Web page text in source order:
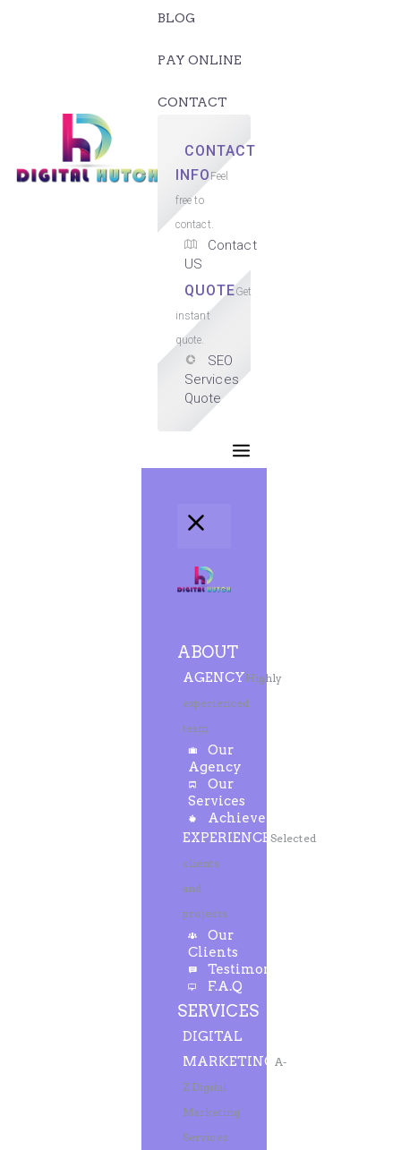
BLOG
PAY ONLINE
CONTACT
CONTACT
INFOFeel
free to
contact.
Contact
US
QUOTEGet
instant
quote.
SEO
Services
Quote
ABOUT
AGENCYHighly
experienced
team
Our
Agency
Our
Services
Achievements
EXPERIENCE Selected
clients
and
projects
Our
Clients
Testimonials
F.A.Q
SERVICES
DIGITAL
MARKETING A-
Z Digital
Marketing
Services